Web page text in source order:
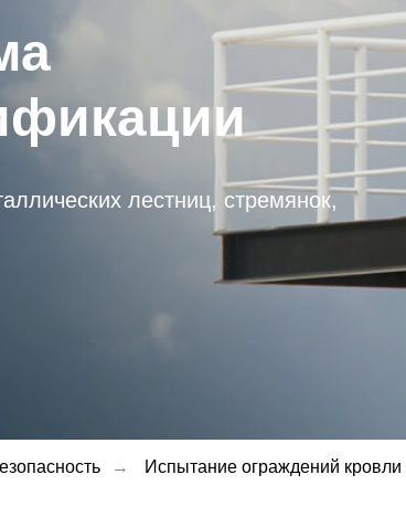
лестниц, стремянок,
→ Испытание ограждений кровли